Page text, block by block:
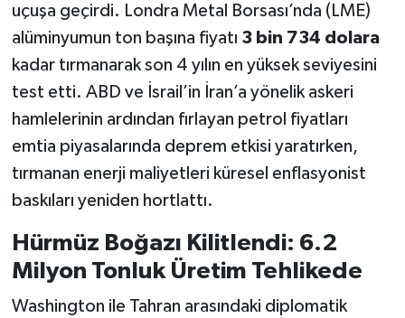
uçuşa geçirdi. Londra Metal Borsası’nda (LME)
alüminyumun ton başına fiyatı 3 bin 734 dolara
kadar tırmanarak son 4 yılın en yüksek seviyesini
test etti. ABD ve İsrail’in İran’a yönelik askeri
hamlelerinin ardından fırlayan petrol fiyatları
emtia piyasalarında deprem etkisi yaratırken,
tırmanan enerji maliyetleri küresel enflasyonist
baskıları yeniden hortlattı.
Hürmüz Boğazı Kilitlendi: 6.2
Milyon Tonluk Üretim Tehlikede
Washington ile Tahran arasındaki diplomatik